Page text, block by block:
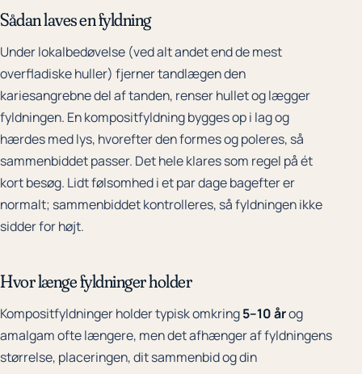
Sådan laves en fyldning
Under lokalbedøvelse (ved alt andet end de mest
overfladiske huller) fjerner tandlægen den
kariesangrebne del af tanden, renser hullet og lægger
fyldningen. En kompositfyldning bygges op i lag og
hærdes med lys, hvorefter den formes og poleres, så
sammenbiddet passer. Det hele klares som regel på ét
kort besøg. Lidt følsomhed i et par dage bagefter er
normalt; sammenbiddet kontrolleres, så fyldningen ikke
sidder for højt.
Hvor længe fyldninger holder
Kompositfyldninger holder typisk omkring5–10 årog
amalgam ofte længere, men det afhænger af fyldningens
størrelse, placeringen, dit sammenbid og din